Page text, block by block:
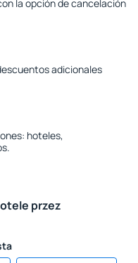
la opción de cancelación
adicionales
hoteles,
przez